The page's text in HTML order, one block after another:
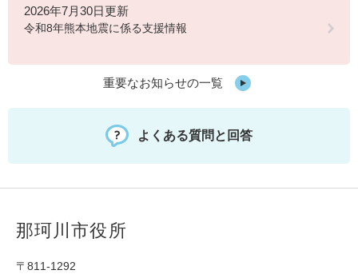
2026年7月30日更新
令和8年熊本地震に係る支援情報
重要なお知らせの一覧
よくある質問と回答
那珂川市役所
〒811-1292